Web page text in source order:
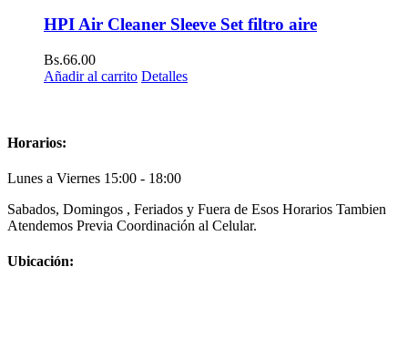
HPI Air Cleaner Sleeve Set filtro aire
Bs.66.00
Añadir al carrito Detalles
Horarios:
Lunes a Viernes 15:00 - 18:00
Sabados, Domingos , Feriados y Fuera de Esos Horarios Tambien
Atendemos Previa Coordinación al Celular.
Ubicación: